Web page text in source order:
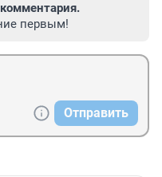
первым!
Отправить